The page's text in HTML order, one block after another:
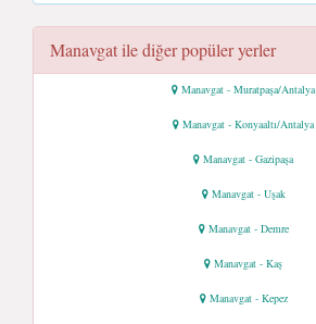
Manavgat ile diğer popüler yerler
Manavgat - Muratpaşa/Antalya
Manavgat - Konyaaltı/Antalya
Manavgat - Gazipaşa
Manavgat - Uşak
Manavgat - Demre
Manavgat - Kaş
Manavgat - Kepez